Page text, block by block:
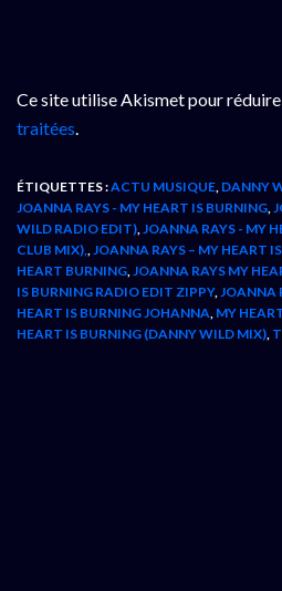
Ce site utilise Akismet pour
traitées.
ÉTIQUETTES :ACTU MUSIQUE, DANNY
JOANNA RAYS - MY HEART IS BURNING,
WILD RADIO EDIT),JOANNA RAYS - MY
CLUB MIX),,JOANNA RAYS – MY HEART
HEART BURNING,JOANNA RAYS MY
IS BURNING RADIO EDIT ZIPPY,JOANNA
HEART IS BURNING JOHANNA, MY
HEART IS BURNING (DANNY WILD MIX),